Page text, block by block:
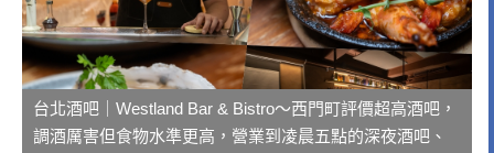
台北酒吧｜Westland Bar & Bistro～西門町評價超高酒吧，
調酒厲害但食物水準更高，營業到凌晨五點的深夜酒吧、